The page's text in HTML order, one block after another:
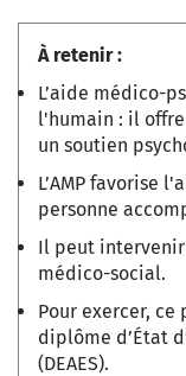
À retenir :
L’aide médico-
l'humain : il
un soutien
L’AMP favorise
personne
Il peut
médico-social.
Pour exercer, ce
diplôme d’État
(DEAES).